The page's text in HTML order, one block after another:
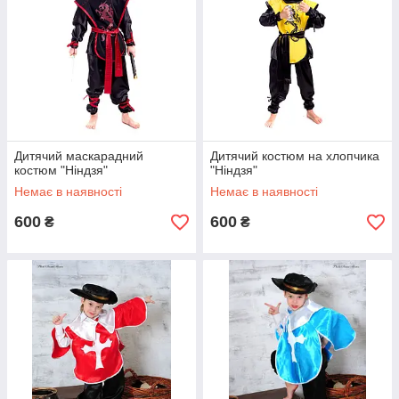
Дитячий маскарадний
костюм "Ніндзя"
Немає в наявності
600 ₴
Дитячий костюм на хлопчика
"Ніндзя"
Немає в наявності
600 ₴